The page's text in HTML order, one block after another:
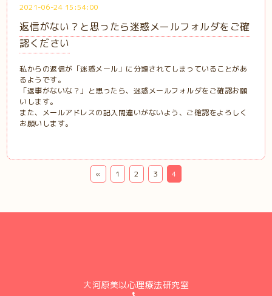
2021-06-24 15:54:00
返信がない？と思ったら迷惑メールフォルダをご確
認ください
私からの返信が「迷惑メール」に分類されてしまっていることがあ
るようです。
「返事がないな？」と思ったら、迷惑メールフォルダをご確認お願
いします。
また、メールアドレスの記入間違いがないよう、ご確認をよろしく
お願いします。
« 1 2 3 4
大河原美以心理療法研究室